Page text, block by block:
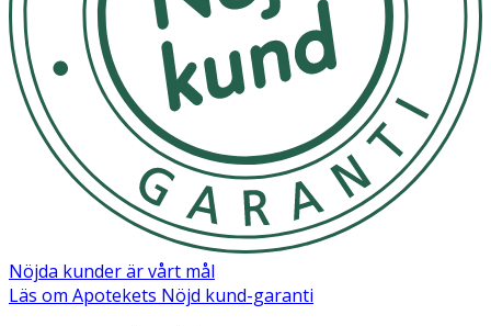
Cetyl Phosphate,Pentaerythrityl Tetra-Di-T-Butyl
Hydroxyhydrocinnamate, Ceramide Np,
Palmitoyltripeptide-5, Disodium Edta, Ethylhexylglycerin.
Nöjda kunder är vårt mål
Läs om Apotekets Nöjd kund-garanti